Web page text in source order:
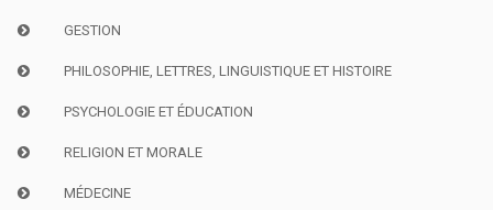
GESTION
PHILOSOPHIE, LETTRES, LINGUISTIQUE ET HISTOIRE
PSYCHOLOGIE ET ÉDUCATION
RELIGION ET MORALE
MÉDECINE